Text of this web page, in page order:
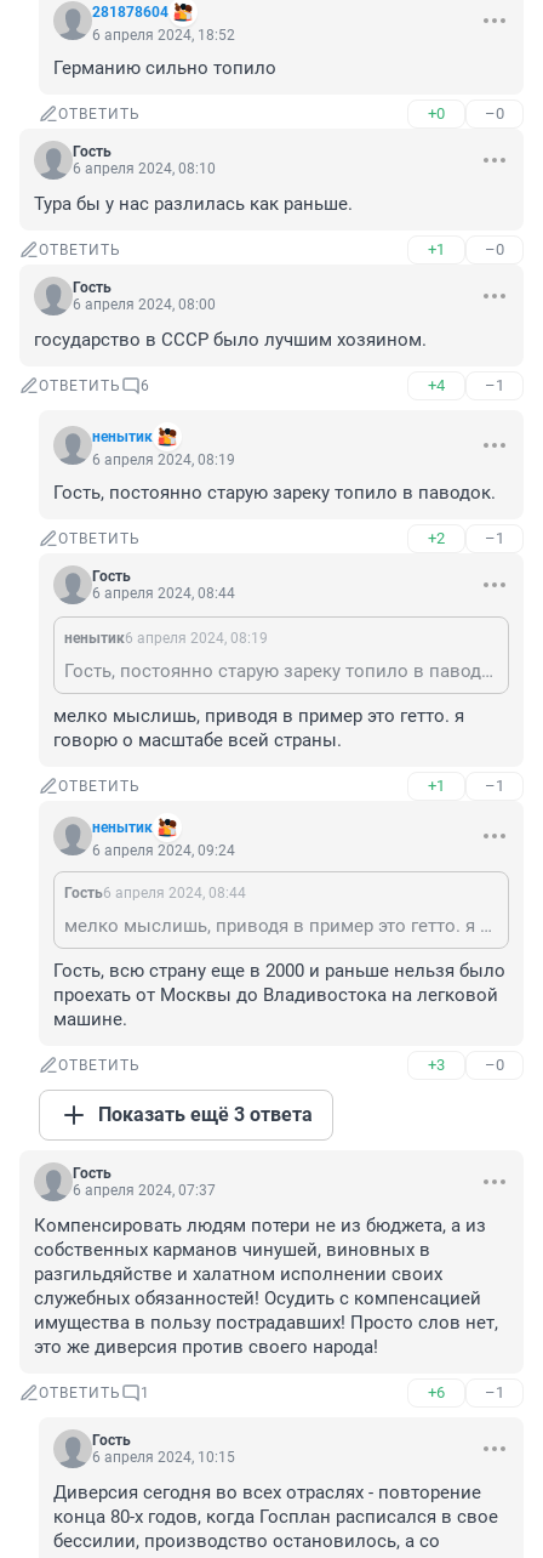
281878604
6 апреля 2024, 18:52
Германию сильно топило
ОТВЕТИТЬ +0 –0
Гость
6 апреля 2024, 08:10
Тура бы у нас разлилась как раньше.
ОТВЕТИТЬ +1 –0
Гость
6 апреля 2024, 08:00
государство в СССР было лучшим хозяином.
ОТВЕТИТЬ 6 +4 –1
ненытик
6 апреля 2024, 08:19
Гость, постоянно старую зареку топило в паводок.
ОТВЕТИТЬ +2 –1
Гость
6 апреля 2024, 08:44
ненытик6 апреля 2024, 08:19
Гость, постоянно старую зареку топило в паводок.
мелко мыслишь, приводя в пример это гетто. я
говорю о масштабе всей страны.
ОТВЕТИТЬ +1 –1
ненытик
6 апреля 2024, 09:24
Гость6 апреля 2024, 08:44
мелко мыслишь, приводя в пример это гетто. я говорю о масштабе всей страны.
Гость, всю страну еще в 2000 и раньше нельзя было
проехать от Москвы до Владивостока на легковой
машине.
ОТВЕТИТЬ +3 –0
Показать ещё 3 ответа
Гость
6 апреля 2024, 07:37
Компенсировать людям потери не из бюджета, а из
собственных карманов чинушей, виновных в
разгильдяйстве и халатном исполнении своих
служебных обязанностей! Осудить с компенсацией
имущества в пользу пострадавших! Просто слов нет,
это же диверсия против своего народа!
ОТВЕТИТЬ 1 +6 –1
Гость
6 апреля 2024, 10:15
Диверсия сегодня во всех отраслях - повторение
конца 80-х годов, когда Госплан расписался в свое
бессилии, производство остановилось, а со